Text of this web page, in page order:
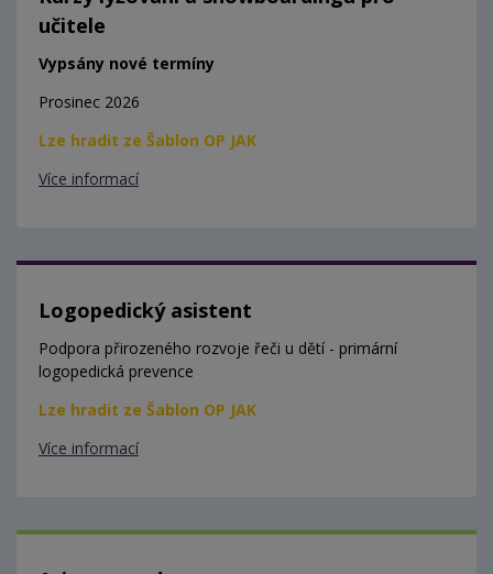
učitele
Vypsány nové termíny
Prosinec 2026
Lze hradit ze Šablon OP JAK
Více informací
Logopedický asistent
Podpora přirozeného rozvoje řeči u dětí - primární
logopedická prevence
Lze hradit ze Šablon OP JAK
Více informací